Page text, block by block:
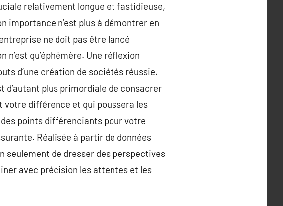
relativement longue et fastidieuse,
importance n’est plus à démontrer en
ne doit pas être lancé
n’est qu’éphémère. Une réflexion
d’une création de sociétés réussie.
plus primordiale de consacrer
différence et qui poussera les
points différenciants pour votre
Réalisée à partir de données
seulement de dresser des perspectives
avec précision les attentes et les